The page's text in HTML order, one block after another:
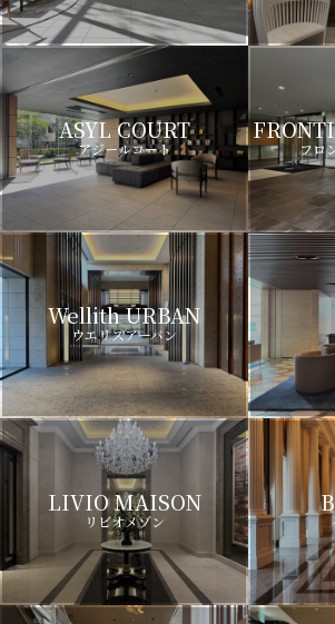
ASYL COURT
アジールコート フロ
Wellith URBAN
ウエリスアーバン
LIVIO MAISON
リビオメゾン